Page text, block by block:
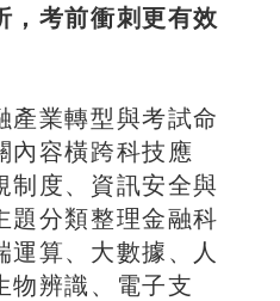
考前衝刺更有效
產業轉型與考試命
內容橫跨科技應
制度、資訊安全與
題分類整理金融科
運算、大數據、人
物辨識、電子支